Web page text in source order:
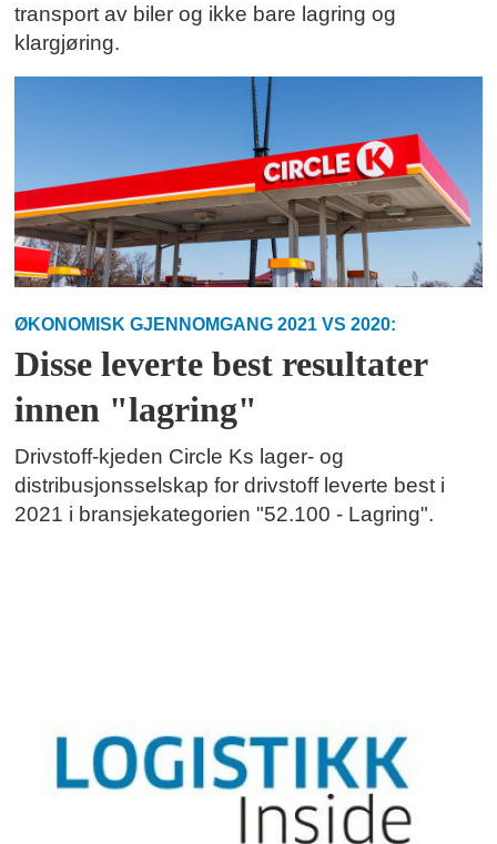
transport av biler og ikke bare lagring og
klargjøring.
ØKONOMISK GJENNOMGANG 2021 VS 2020:
Disse leverte best resultater
innen "lagring"
Drivstoff-kjeden Circle Ks lager- og
distribusjonsselskap for drivstoff leverte best i
2021 i bransjekategorien "52.100 - Lagring".